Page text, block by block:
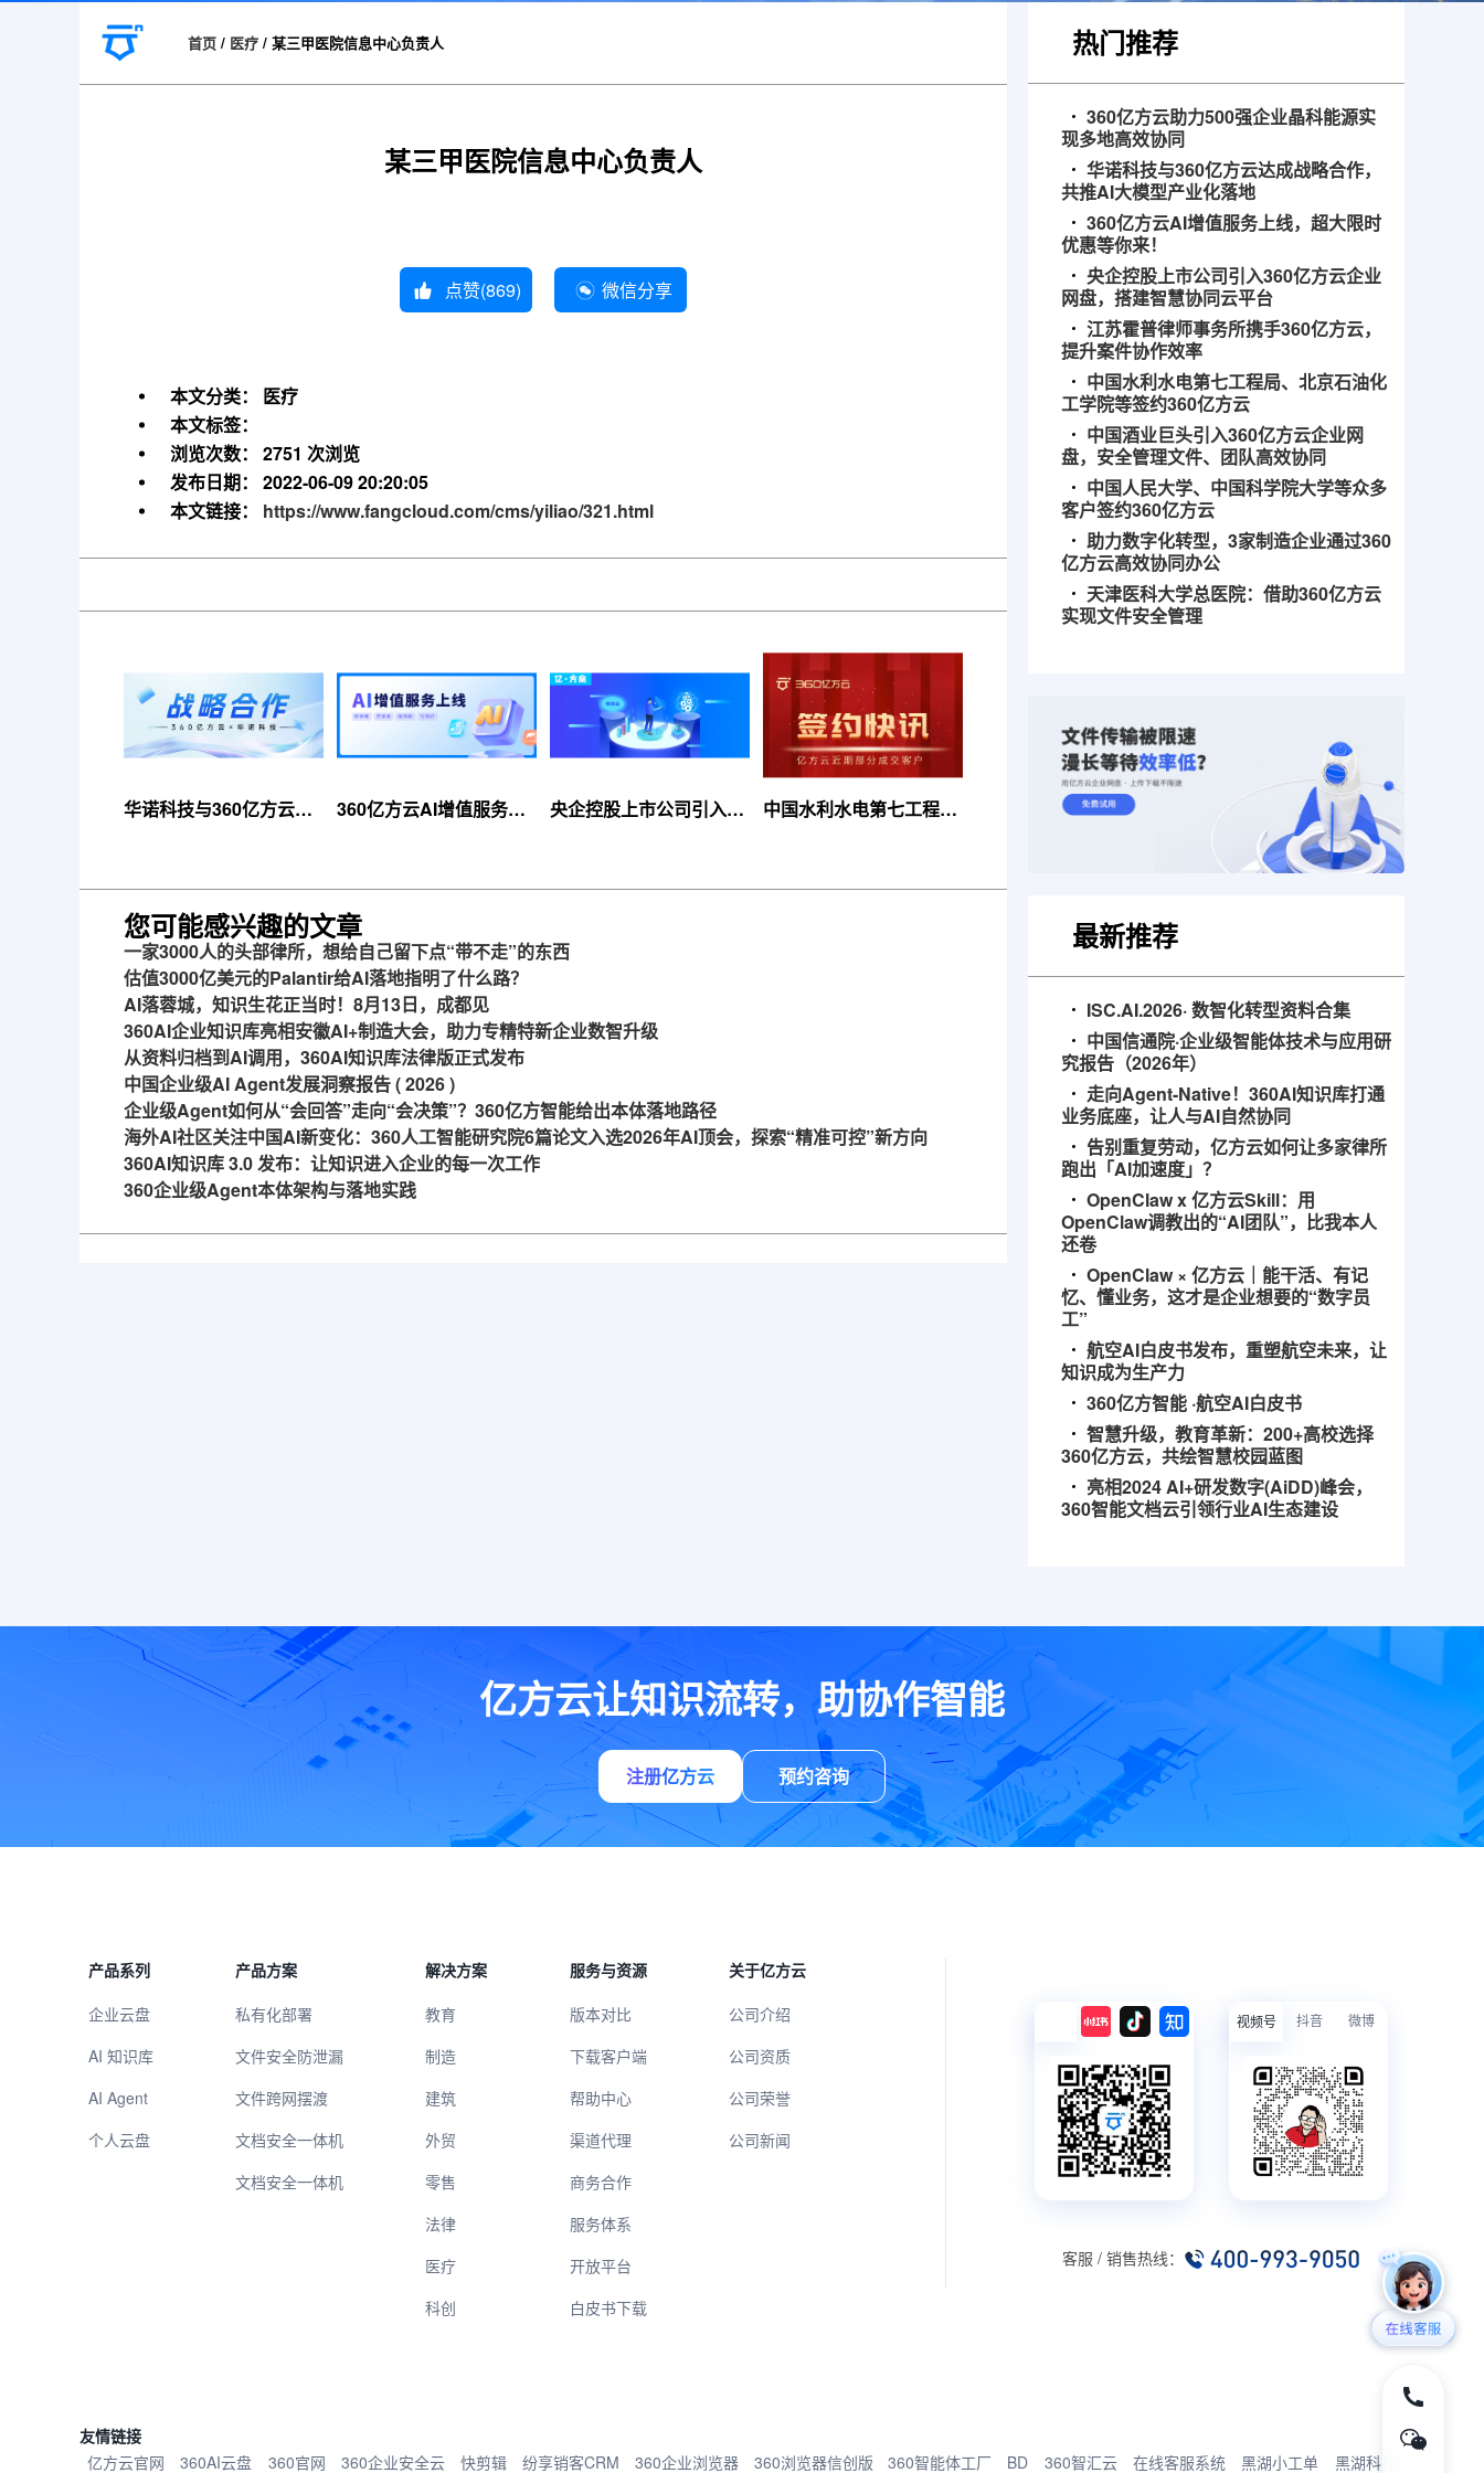
首页 / 医疗 / 某三甲医院信息中心负责人
某三甲医院信息中心负责人
点赞(869) 微信分享
本文分类：
医疗
本文标签：
浏览次数：
2751 次浏览
发布日期：
2022-06-09 20:20:05
本文链接：
https://www.fangcloud.com/cms/yiliao/321.html
华诺科技与360亿方云达
360亿方云AI增值服务上
央企控股上市公司引入
中国水利水电第七工程
您可能感兴趣的文章
一家3000人的头部律所，想给自己留下点“带不走”的东西
估值3000亿美元的Palantir给AI落地指明了什么路？
AI落蓉城，知识生花正当时！8月13日，成都见
360AI企业知识库亮相安徽AI+制造大会，助力专精特新企业数智升级
从资料归档到AI调用，360AI知识库法律版正式发布
中国企业级AI Agent发展洞察报告 ( 2026 )
企业级Agent如何从“会回答”走向“会决策”？360亿方智能给出本体落地路径
海外AI社区关注中国AI新变化：360人工智能研究院6篇论文入选2026年AI顶会，探索“精准可控”新方向
360AI知识库 3.0 发布：让知识进入企业的每一次工作
360企业级Agent本体架构与落地实践
热门推荐
360亿方云助力500强企业晶科能源实
现多地高效协同
华诺科技与360亿方云达成战略合作，
共推AI大模型产业化落地
360亿方云AI增值服务上线，超大限时
优惠等你来！
央企控股上市公司引入360亿方云企业
网盘，搭建智慧协同云平台
江苏霍普律师事务所携手360亿方云，
提升案件协作效率
中国水利水电第七工程局、北京石油化
工学院等签约360亿方云
中国酒业巨头引入360亿方云企业网
盘，安全管理文件、团队高效协同
中国人民大学、中国科学院大学等众多
客户签约360亿方云
助力数字化转型，3家制造企业通过360
亿方云高效协同办公
天津医科大学总医院：借助360亿方云
实现文件安全管理
最新推荐
ISC.AI.2026· 数智化转型资料合集
中国信通院·企业级智能体技术与应用研
究报告（2026年）
走向Agent-Native！360AI知识库打通
业务底座，让人与AI自然协同
告别重复劳动，亿方云如何让多家律所
跑出「AI加速度」？
OpenClaw x 亿方云Skill：用
OpenClaw调教出的“AI团队”，比我本人
还卷
OpenClaw × 亿方云｜能干活、有记
忆、懂业务，这才是企业想要的“数字员
工”
航空AI白皮书发布，重塑航空未来，让
知识成为生产力
360亿方智能 ·航空AI白皮书
智慧升级，教育革新：200+高校选择
360亿方云，共绘智慧校园蓝图
亮相2024 AI+研发数字(AiDD)峰会，
360智能文档云引领行业AI生态建设
亿方云让知识流转，助协作智能
注册亿方云 预约咨询
产品系列
企业云盘
AI 知识库
AI Agent
个人云盘
产品方案
私有化部署
文件安全防泄漏
文件跨网摆渡
文档安全一体机
文档安全一体机
解决方案
教育
制造
建筑
外贸
零售
法律
医疗
科创
服务与资源
版本对比
下载客户端
帮助中心
渠道代理
商务合作
服务体系
开放平台
白皮书下载
关于亿方云
公司介绍
公司资质
公司荣誉
公司新闻
视频号 抖音 微博
客服 / 销售热线：
友情链接
亿方云官网
360AI云盘 360官网 360企业安全云 快剪辑 纷享销客CRM 360企业浏览器 360浏览器信创版 360智能体工厂 BD 360智汇云 在线客服系统 黑湖小工单 黑湖科技